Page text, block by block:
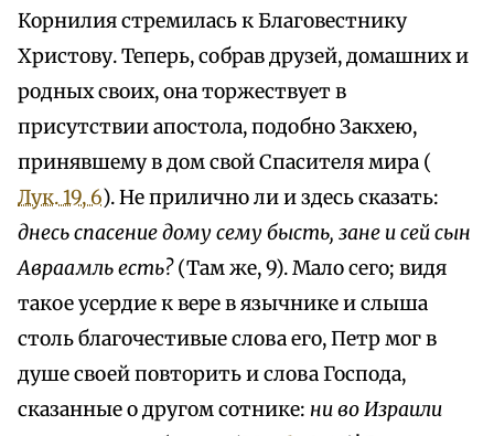
Корнилия стремилась к Благовестнику
Христову. Теперь, собрав друзей, домашних и
родных своих, она торжествует в
присутствии апостола, подобно Закхею,
принявшему в дом свой Спасителя мира (
Лук. 19, 6). Не прилично ли и здесь сказать:
днесь спасение дому сему бысть, зане и сей сын
Авраамль есть?(Там же, 9). Мало сего; видя
такое усердие к вере в язычнике и слыша
столь благочестивые слова его, Петр мог в
душе своей повторить и слова Господа,
сказанные о другом сотнике: ни во Израили